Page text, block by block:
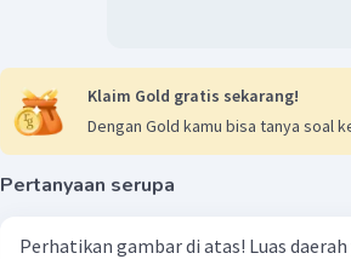
Klaim Gold gratis sekarang!
Dengan Gold kamu bisa tanya soal
Pertanyaan serupa
Perhatikan gambar di atas! Luas daerah